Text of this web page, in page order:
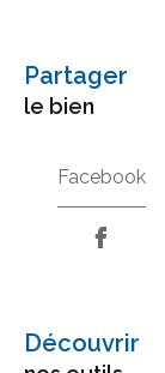
partager
le bien
Facebook
découvrir